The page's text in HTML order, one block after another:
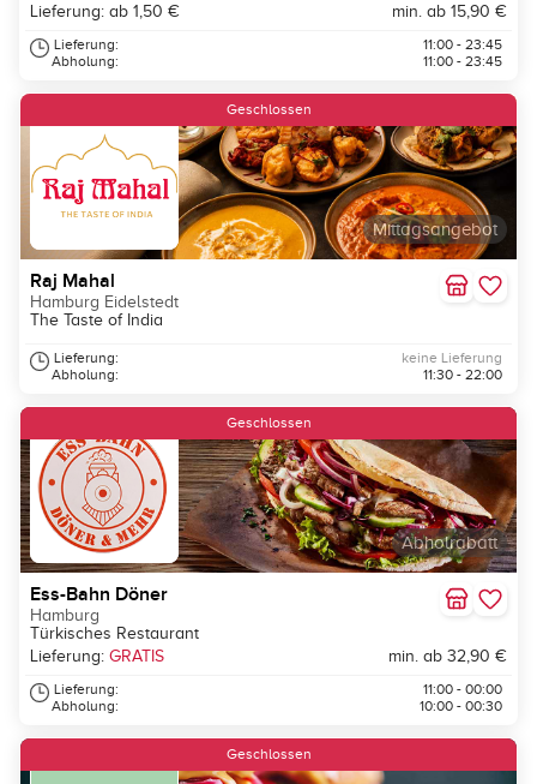
Lieferung: ab 1,50 €
min. ab 15,90 €
Lieferung:
Abholung:
11:00 - 23:45
11:00 - 23:45
Mittagsangebot
Geschlossen
Raj Mahal
Hamburg Eidelstedt
The Taste of India
Lieferung:
Abholung:
keine Lieferung
11:30 - 22:00
Abholrabatt
Geschlossen
Ess-Bahn Döner
Hamburg
Türkisches Restaurant
Lieferung: GRATIS min. ab 32,90 €
Lieferung:
Abholung:
11:00 - 00:00
10:00 - 00:30
Geschlossen